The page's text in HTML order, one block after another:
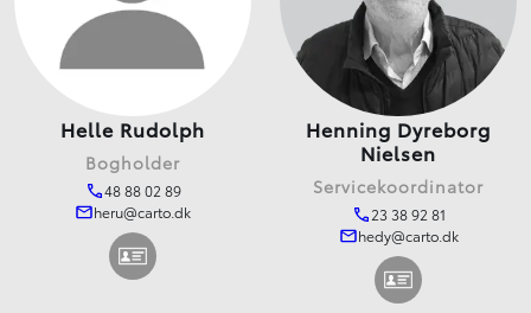
Helle Rudolph
Bogholder
48 88 02 89
heru@carto.dk
Henning Dyreborg
Nielsen
Servicekoordinator
23 38 92 81
hedy@carto.dk